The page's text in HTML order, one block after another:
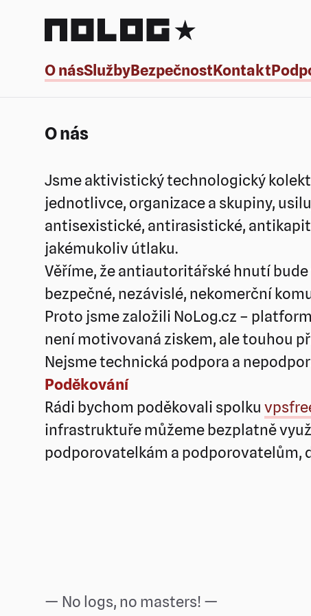
NoLog.cz
O násSlužbyBezpečnostKontakt
O nás
Jsme aktivistický technologický
jednotlivce, organizace a skupiny,
antisexistické, antirasistické,
jakémukoliv útlaku.
Věříme, že antiautoritářské hnutí
bezpečné, nezávislé, nekomerční
Proto jsme založili NoLog.cz –
není motivovaná ziskem, ale touhou
Nejsme technická podpora a
Poděkování
Rádi bychom poděkovali spolku
infrastruktuře můžeme bezplatně
podporovatelkám a podporovatelům,
— No logs, no masters! —